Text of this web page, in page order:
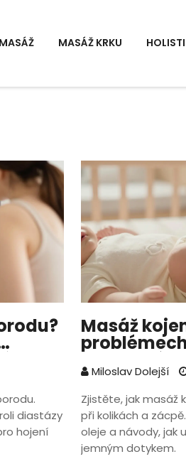
MASÁŽ KRKU
diastázy
hojení
Masáž
Miloslav Dolejší
Zjistěte, jak
při kolikách a
oleje a návody, jak
jemným dotykem.